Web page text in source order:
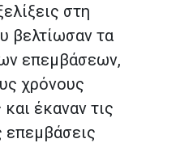
στη
βελτίωσαν τα
επεμβάσεων,
χρόνους
έκαναν τις
επεμβάσεις